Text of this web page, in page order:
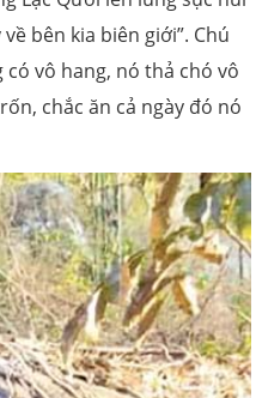
bên kia biên giới”. Chú
vô hang, nó thả chó vô
chắc ăn cả ngày đó nó